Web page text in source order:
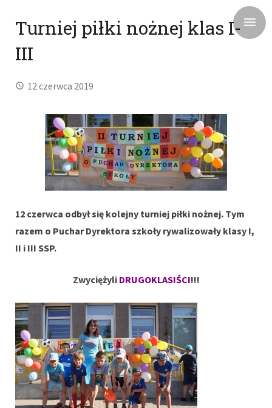
Turniej piłki nożnej klas I-
III
12 czerwca 2019
12 czerwca odbył się kolejny turniej piłki nożnej. Tym
razem o Puchar Dyrektora szkoły rywalizowały klasy I,
II i III SSP.
Zwyciężyli DRUGOKLASIŚCI!!!